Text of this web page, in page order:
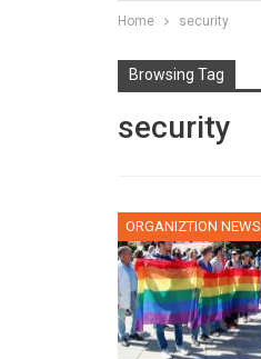
Home security
Browsing Tag
security
ORGANIZTION NEWS